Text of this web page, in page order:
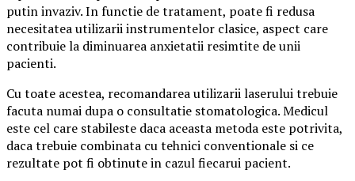
putin invaziv. In functie de tratament, poate fi redusa
necesitatea utilizarii instrumentelor clasice, aspect care
contribuie la diminuarea anxietatii resimtite de unii
pacienti.
Cu toate acestea, recomandarea utilizarii laserului trebuie
facuta numai dupa o consultatie stomatologica. Medicul
este cel care stabileste daca aceasta metoda este potrivita,
daca trebuie combinata cu tehnici conventionale si ce
rezultate pot fi obtinute in cazul fiecarui pacient.